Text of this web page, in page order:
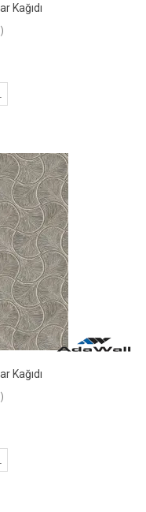
Kağıdı
Kağıdı